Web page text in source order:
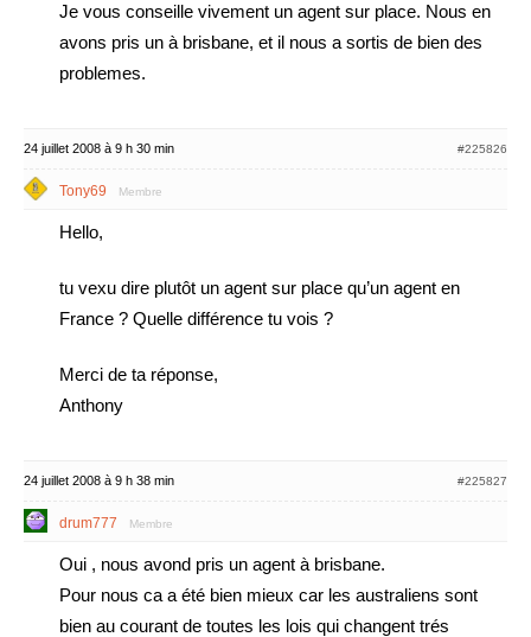
Je vous conseille vivement un agent sur place. Nous en
avons pris un à brisbane, et il nous a sortis de bien des
problemes.
24 juillet 2008 à 9 h 30 min #225826
Tony69 Membre
Hello,
tu vexu dire plutôt un agent sur place qu’un agent en
France ? Quelle différence tu vois ?
Merci de ta réponse,
Anthony
24 juillet 2008 à 9 h 38 min #225827
drum777 Membre
Oui , nous avond pris un agent à brisbane.
Pour nous ca a été bien mieux car les australiens sont
bien au courant de toutes les lois qui changent trés